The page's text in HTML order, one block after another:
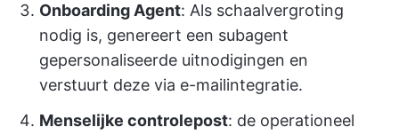
Onboarding Agent: Als schaalvergroting
nodig is, genereert een subagent
gepersonaliseerde uitnodigingen en
verstuurt deze via e-mailintegratie.
Menselijke controlepost: de operationeel